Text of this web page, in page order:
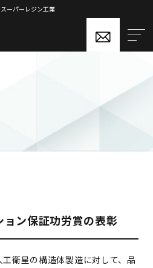
ーパーレジン工業
ン保証功労賞の表彰
衛星の構造体製造に対して、品